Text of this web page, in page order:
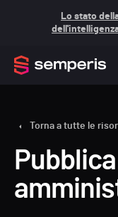
Lo stato
Torna a tutte le
Pubblica